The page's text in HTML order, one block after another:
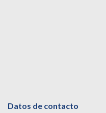
Datos de contacto